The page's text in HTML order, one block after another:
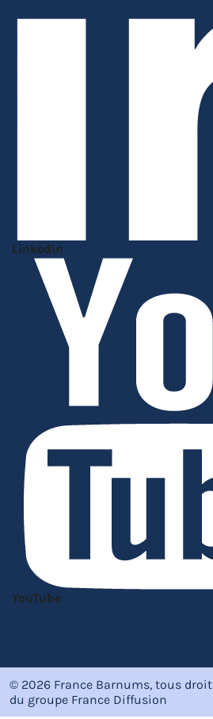
Linkedin
YouTube
© 2026 France Barnums, tous
du groupe France Diffusion